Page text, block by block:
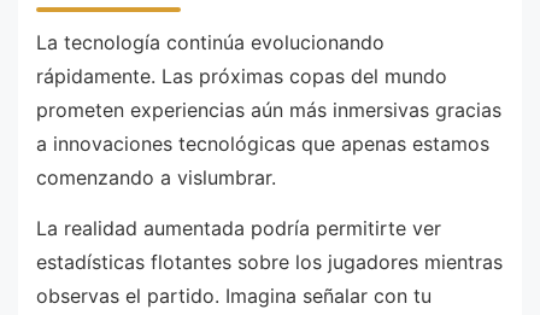
La tecnología continúa evolucionando
rápidamente. Las próximas copas del mundo
prometen experiencias aún más inmersivas gracias
a innovaciones tecnológicas que apenas estamos
comenzando a vislumbrar.
La realidad aumentada podría permitirte ver
estadísticas flotantes sobre los jugadores mientras
observas el partido. Imagina señalar con tu